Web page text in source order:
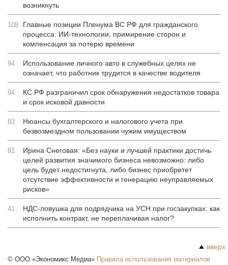
возникнуть
108
Главные позиции Пленума ВС РФ для гражданского
процесса: ИИ-технологии, примирение сторон и
компенсация за потерю времени
94
Использование личного авто в служебных целях не
означает, что работник трудится в качестве водителя
94
КС РФ разграничил срок обнаружения недостатков товара
и срок исковой давности
83
Нюансы бухгалтерского и налогового учета при
безвозмездном пользовании чужим имуществом
81
Ирина Снеговая: «Без науки и лучшей практики достичь
целей развития значимого бизнеса невозможно: либо
цель будет недостигнута, либо бизнес приобретет
отсутствие эффективности и генерацию неуправляемых
рисков»
41
НДС-ловушка для подрядчика на УСН при госзакупках: как
исполнить контракт, не переплачивая налог?
вверх
© ООО «Экономикс Медиа» Правила использования материалов